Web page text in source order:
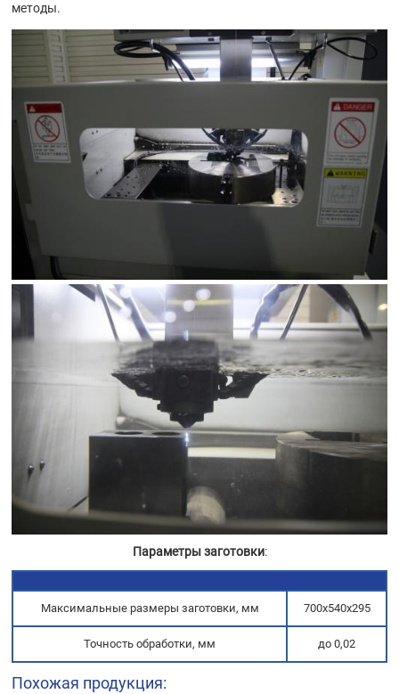
методы.
Параметры заготовки:
Максимальные размеры заготовки, мм 700х540х295
Точность обработки, мм до 0,02
Похожая продукция: